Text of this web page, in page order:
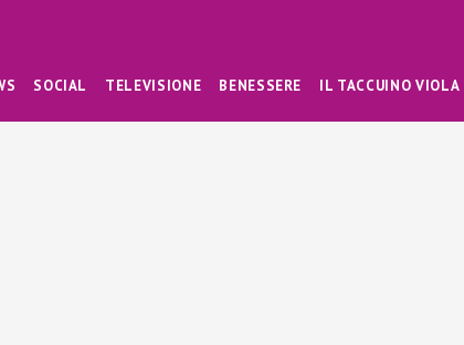
SOCIAL TELEVISIONE BENESSERE IL TACCUINO VIOLA